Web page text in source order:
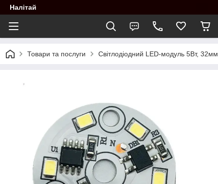
Налітай
Товари та послуги Світлодіодний LED-модуль 5Вт,